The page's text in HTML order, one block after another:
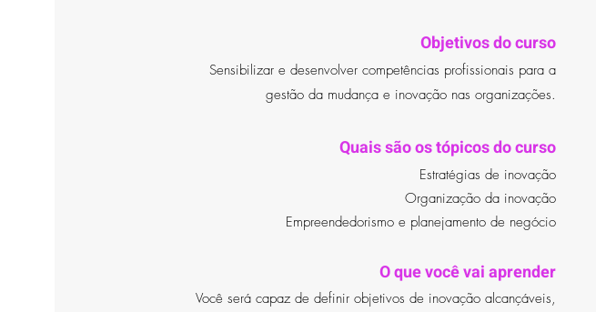
Objetivos do curso
Sensibilizar e desenvolver competências profissionais para a
gestão da mudança e inovação nas organizações.
Quais são os tópicos do curso
Estratégias de inovação
Organização da inovação
Empreendedorismo e planejamento de negócio
O que você vai aprender
Você será capaz de definir objetivos de inovação alcançáveis,